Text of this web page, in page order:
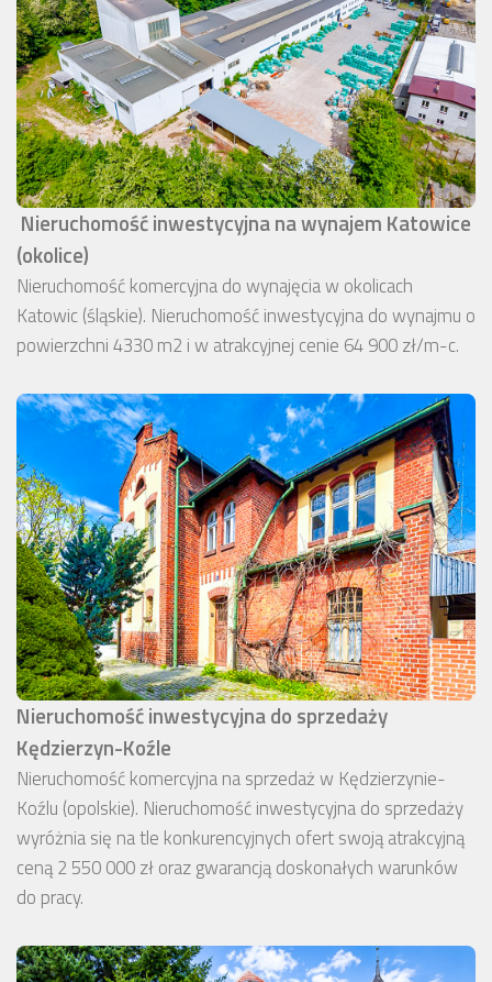
Nieruchomość inwestycyjna na wynajem Katowice
(okolice)
Nieruchomość komercyjna do wynajęcia w okolicach
Katowic (śląskie). Nieruchomość inwestycyjna do wynajmu o
powierzchni 4330 m2 i w atrakcyjnej cenie 64 900 zł/m-c.
Nieruchomość inwestycyjna do sprzedaży
Kędzierzyn-Koźle
Nieruchomość komercyjna na sprzedaż w Kędzierzynie-
Koźlu (opolskie). Nieruchomość inwestycyjna do sprzedaży
wyróżnia się na tle konkurencyjnych ofert swoją atrakcyjną
ceną 2 550 000 zł oraz gwarancją doskonałych warunków
do pracy.